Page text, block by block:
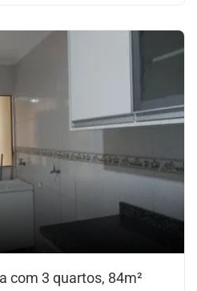
com 3 quartos, 84m²